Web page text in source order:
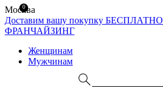
Москва
Доставим вашу покупку БЕСПЛАТНО
ФРАНЧАЙЗИНГ
Женщинам
Мужчинам
0